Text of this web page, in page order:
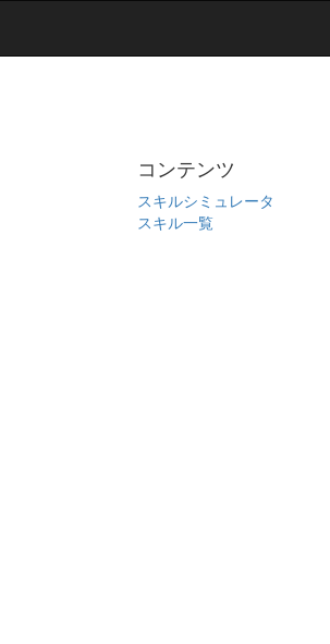
コンテンツ
スキルシミュレータ
スキル一覧